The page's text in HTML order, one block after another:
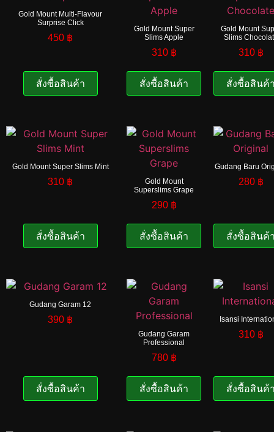
Gold Mount Multi-Flavour
Surprise Click
450 ฿
สั่งซื้อสินค้า
Gold Mount Super
Slims Apple
310 ฿
สั่งซื้อสินค้า
Gold Mount
Slims
310 ฿
สั่งซื้อสินค้
Gold Mount Super Slims Mint
310 ฿
สั่งซื้อสินค้า
Gold Mount
Superslims Grape
290 ฿
สั่งซื้อสินค้า
Gudang Baru
280 ฿
สั่งซื้อสินค้
Gudang Garam 12
390 ฿
สั่งซื้อสินค้า
Gudang Garam
Professional
780 ฿
สั่งซื้อสินค้า
Isansi
310 ฿
สั่งซื้อสินค้